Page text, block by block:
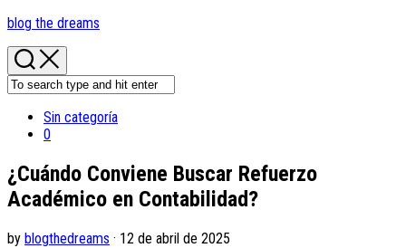
Skip
content
blog the dreams
Sin categoría
0
¿Cuándo Conviene Buscar Refuerzo
Académico en Contabilidad?
by blogthedreams · 12 de abril de 2025